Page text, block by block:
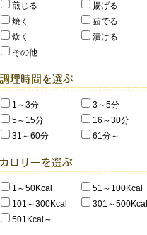
煎じる
揚げる
焼く
茹でる
炊く
漬ける
その他
1～3分
3～5分
5～15分
16～30分
31～60分
61分～
1～50Kcal
51～100Kcal
101～300Kcal
301～500Kcal
501Kcal～